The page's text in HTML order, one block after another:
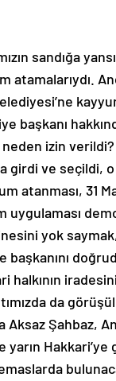
sandığa
başkanı
izin
girdi ve seçildi,
atanması, 31
uygulaması
yok
halkının
da
Aksaz Şahbaz,
Hakkari’ye